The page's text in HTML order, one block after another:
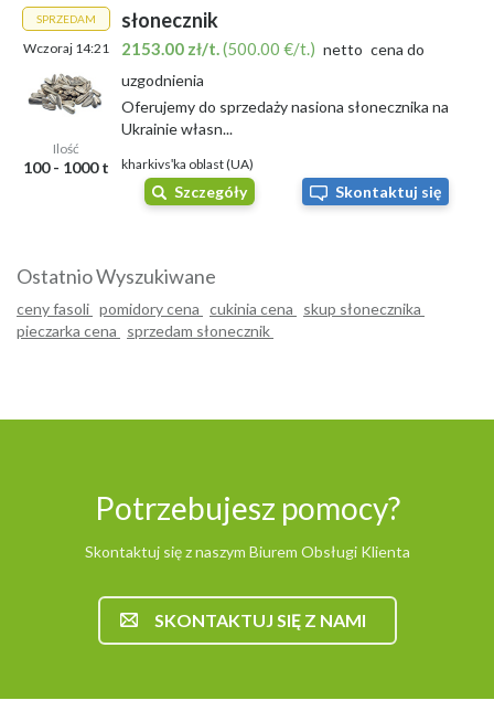
SPRZEDAM
Wczoraj 14:21
Ilość
100 - 1000 t
słonecznik
2153.00 zł/t. (500.00 €/t.) netto cena do
uzgodnienia
Oferujemy do sprzedaży nasiona słonecznika na
Ukrainie własn...
kharkivsʹka oblast (UA)
Szczegóły Skontaktuj się
Ostatnio Wyszukiwane
ceny fasoli pomidory cena cukinia cena
skup słonecznika
pieczarka cena
sprzedam słonecznik
Potrzebujesz pomocy?
Skontaktuj się z naszym Biurem Obsługi Klienta
SKONTAKTUJ SIĘ Z NAMI